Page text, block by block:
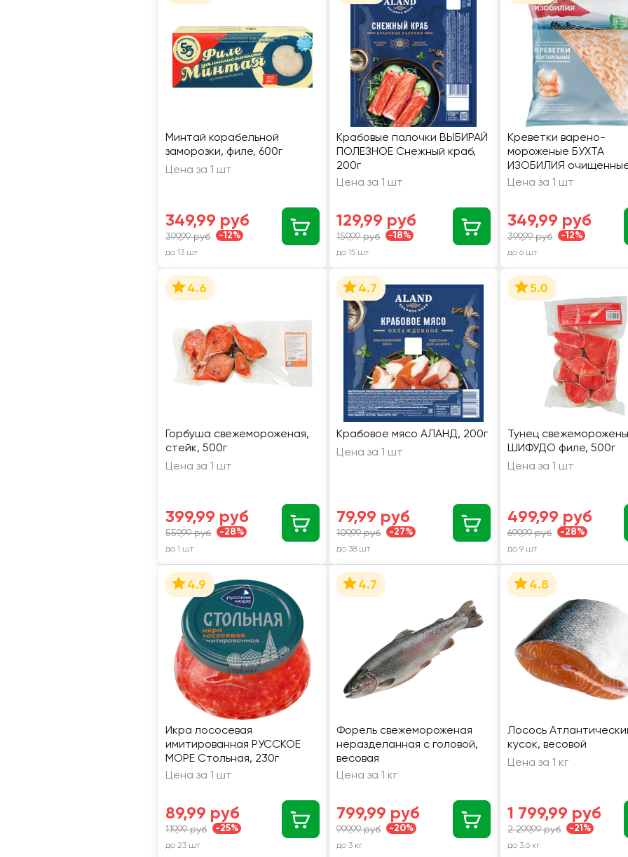
Минтай корабельной
заморозки, филе, 600г
Цена за 1 шт
349,99 руб
399,99 руб -12%
до 13 шт
Крабовые палочки ВЫБИРАЙ
ПОЛЕЗНОЕ Снежный краб,
200г
Цена за 1 шт
129,99 руб
159,99 руб -18%
до 15 шт
Креветки варено-
мороженые БУХТА
ИЗОБИЛИЯ
100/200, 200г
Цена за 1 шт
349,99 руб
399,99 руб -12%
до 6 шт
4.6
Горбуша свежемороженая,
стейк, 500г
Цена за 1 шт
399,99 руб
559,99 руб -28%
до 1 шт
4.7
Крабовое мясо АЛАНД, 200г
Цена за 1 шт
79,99 руб
109,99 руб -27%
до 38 шт
5.0
Тунец
ШИФУДО филе, 500г
Цена за 1 шт
499,99 руб
699,99 руб -28%
до 9 шт
4.9
Икра лососевая
имитированная РУССКОЕ
МОРЕ Стольная, 230г
Цена за 1 шт
89,99 руб
119,99 руб -25%
до 23 шт
4.7
Форель свежемороженая
неразделанная с головой,
весовая
Цена за 1 кг
799,99 руб
999,99 руб -20%
до 3 кг
4.8
Лосось
кусок, весовой
Цена за 1 кг
1 799,99 руб
2 299,99 руб -21%
до 3.6 кг